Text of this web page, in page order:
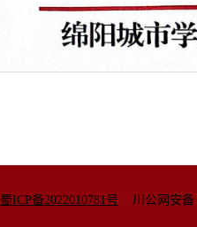
蜀ICP备2022010781号 川公网安备